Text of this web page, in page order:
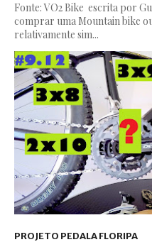
Fonte: VO2 Bike escrita por
comprar uma Mountain bike
relativamente sim...
PROJETO PEDALA FLORIPA